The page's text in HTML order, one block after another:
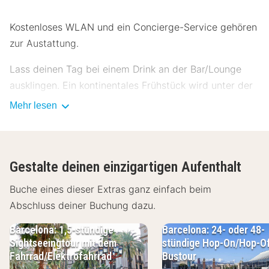
Kostenloses WLAN und ein Concierge-Service gehören
zur Austattung.
Lass deinen Tag bei einem Drink an der Bar/Lounge
ausklingen. Ein kontinentales Frühstück wird unter der
Woche von 07:30 Uhr bis 10:30 Uhr und am
Zum Angebot gehören kostenlose Zeitungen in der
Lobby, ein Textilreinigungsservice und eine rund um
die Uhr besetzte Rezeption.
Minibar wie zu Hause. Ein WLAN-Internetzugang
(kostenlos) ist ebenso verfügbar wie Digitalempfang.
Mehr lesen
Gestalte deinen einzigartigen Aufenthalt
Buche eines dieser Extras ganz einfach beim
Abschluss deiner Buchung dazu.
Barcelona: 1,5-stündige
Sightseeingtour mit dem
Fahrrad/Elektrofahrrad
Barcelona: 24- oder 48-
stündige Hop-On/Hop-
Bustour